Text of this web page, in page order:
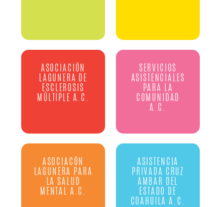
ASOCIACIÓN
LAGUNERA DE
ESCLEROSIS
MÚLTIPLE A.C.
SERVICIOS
ASISTENCIALES
PARA LA
COMUNIDAD
A.C.
ASOCIACÓN
LAGUNERA PARA
LA SALUD
MENTAL A.C.
ASISTENCIA
PRIVADA CRUZ
AMBAR DEL
ESTADO DE
COAHUILA A.C.